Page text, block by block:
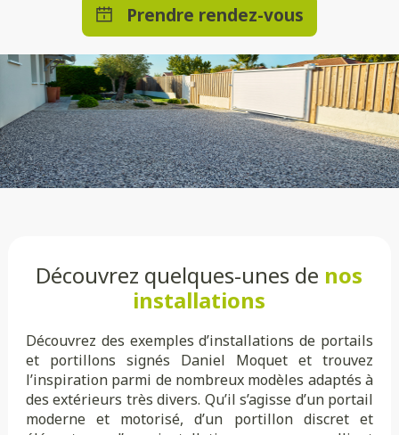
Prendre rendez-vous
Découvrez quelques-unes de nos
installations
Découvrez des exemples d’installations de portails
et portillons signés Daniel Moquet et trouvez
l’inspiration parmi de nombreux modèles adaptés à
des extérieurs très divers. Qu’il s’agisse d’un portail
moderne et motorisé, d’un portillon discret et